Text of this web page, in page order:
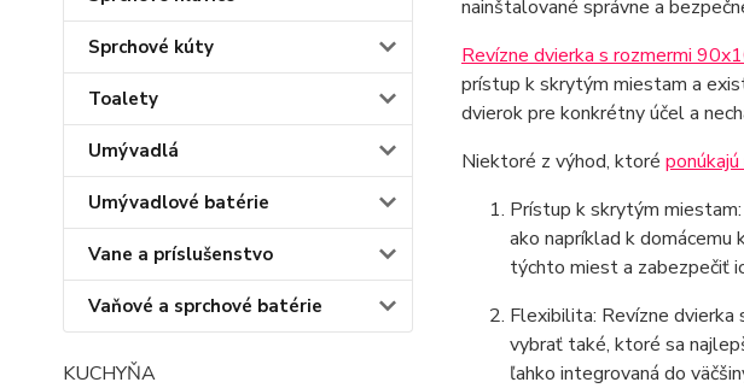
Sprchové kúty
Toalety
Umývadlá
Umývadlové batérie
Vane a príslušenstvo
Vaňové a sprchové batérie
KUCHYŇA
nainštalované správne a
Revízne dvierka s rozmermi
prístup k skrytým miestam a
dvierok pre konkrétny účel a
Niektoré z výhod, ktoré
Prístup k skrytým
ako napríklad k
týchto miest a zabezpečiť
Flexibilita: Revízne dvierka
vybrať také, ktoré sa
ľahko integrovaná do